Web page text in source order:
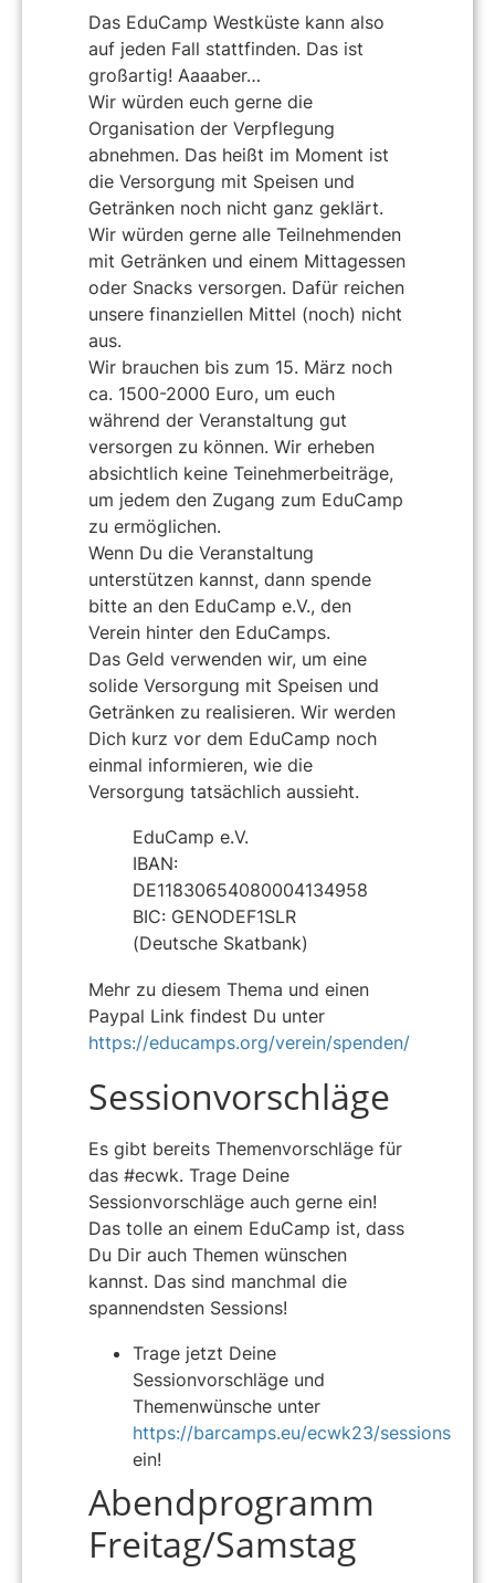
Das EduCamp Westküste kann also
auf jeden Fall stattfinden. Das ist
großartig! Aaaaber…
Wir würden euch gerne die
Organisation der Verpflegung
abnehmen. Das heißt im Moment ist
die Versorgung mit Speisen und
Getränken noch nicht ganz geklärt.
Wir würden gerne alle Teilnehmenden
mit Getränken und einem Mittagessen
oder Snacks versorgen. Dafür reichen
unsere finanziellen Mittel (noch) nicht
aus.
Wir brauchen bis zum 15. März noch
ca. 1500-2000 Euro, um euch
während der Veranstaltung gut
versorgen zu können. Wir erheben
absichtlich keine Teinehmerbeiträge,
um jedem den Zugang zum EduCamp
zu ermöglichen.
Wenn Du die Veranstaltung
unterstützen kannst, dann spende
bitte an den EduCamp e.V., den
Verein hinter den EduCamps.
Das Geld verwenden wir, um eine
solide Versorgung mit Speisen und
Getränken zu realisieren. Wir werden
Dich kurz vor dem EduCamp noch
einmal informieren, wie die
Versorgung tatsächlich aussieht.
EduCamp e.V.
IBAN:
DE11830654080004134958
BIC: GENODEF1SLR
(Deutsche Skatbank)
Mehr zu diesem Thema und einen
Paypal Link findest Du unter
https://educamps.org/verein/spenden/
Sessionvorschläge
Es gibt bereits Themenvorschläge für
das #ecwk. Trage Deine
Sessionvorschläge auch gerne ein!
Das tolle an einem EduCamp ist, dass
Du Dir auch Themen wünschen
kannst. Das sind manchmal die
spannendsten Sessions!
Trage jetzt Deine
Sessionvorschläge und
Themenwünsche unter
https://barcamps.eu/ecwk23/sessions
ein!
Abendprogramm
Freitag/Samstag